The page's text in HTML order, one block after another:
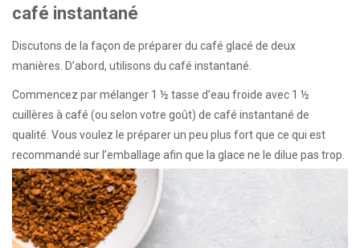
café instantané
Discutons de la façon de préparer du café glacé de deux
manières. D’abord, utilisons du café instantané.
Commencez par mélanger 1 ½ tasse d’eau froide avec 1 ½
cuillères à café (ou selon votre goût) de café instantané de
qualité. Vous voulez le préparer un peu plus fort que ce qui est
recommandé sur l’emballage afin que la glace ne le dilue pas trop.